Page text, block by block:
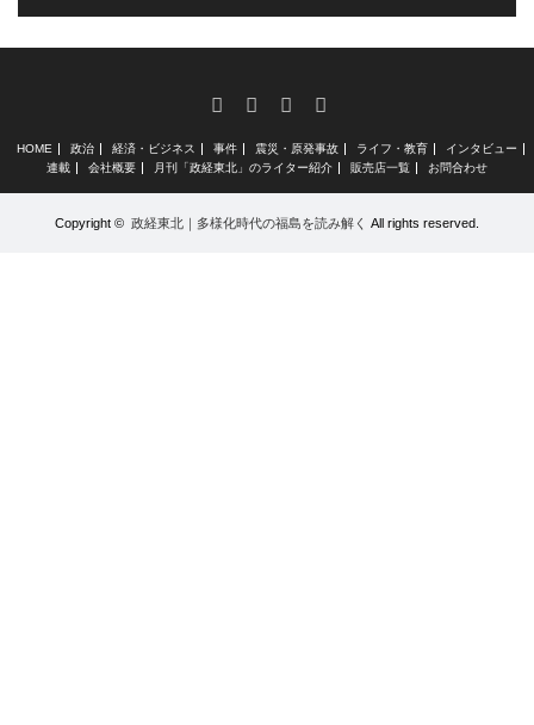
FacebookInstagram
RSS
HOME 政治 経済・ビジネス 事件 震災・原発事故 ライフ・教育
インタビュー
連載
会社概要 月刊「政経東北」のライター紹介 販売店一覧 お問合わせ
Copyright © 政経東北｜多様化時代の福島を読み解く All rights reserved.